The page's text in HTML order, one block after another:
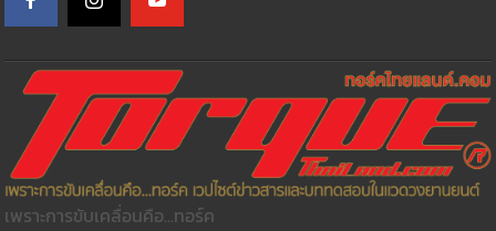
เพราะการขับเคลื่อนคือ...ทอร์ค